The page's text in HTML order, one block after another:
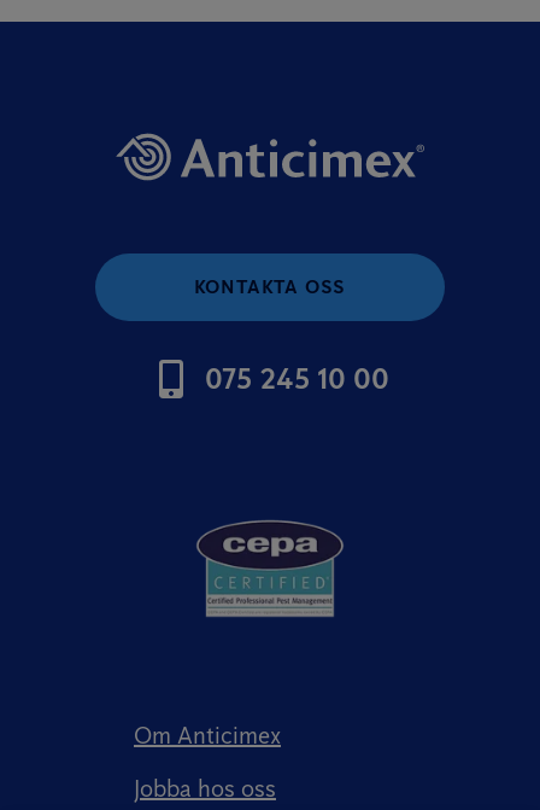
KONTAKTA OSS
075 245 10 00
Om Anticimex
Jobba hos oss